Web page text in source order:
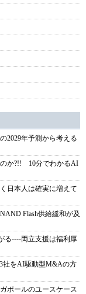
2029年予測から考える
のか?!! 10分でわかるAI
日本人は確実に増えて
Flash供給緩和が及
る----両立支援は福利厚
社をAI駆動型M&Aの方
ポールのユースケース